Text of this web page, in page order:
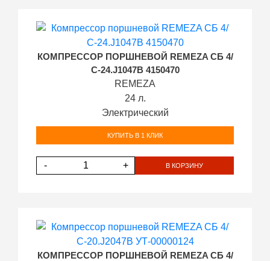
КОМПРЕССОР ПОРШНЕВОЙ REMEZA СБ 4/
С-24.J1047B 4150470
REMEZA
24 л.
Электрический
КУПИТЬ В 1 КЛИК
- + В КОРЗИНУ
КОМПРЕССОР ПОРШНЕВОЙ REMEZA СБ 4/